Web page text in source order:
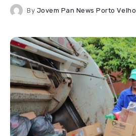
By Jovem Pan News Porto Velho